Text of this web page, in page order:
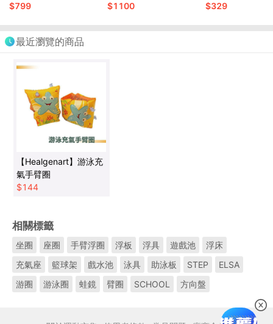
$799 $1100 $329
最近瀏覽的商品
【Healgenart】游泳充
氣手臂圈
$144
相關標籤
坐圈 座圈 手臂浮圈 浮板 浮具 遊戲池
浮床
充氣座
籃球架 戲水池 泳具 助泳板 STEP
ELSA
游圈
游泳圈 蛙鏡 臂圈 SCHOOL 方向盤